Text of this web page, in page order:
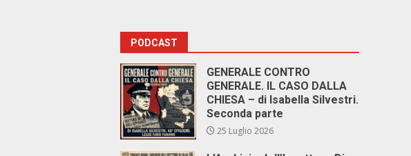
PODCAST
GENERALE CONTRO
GENERALE. IL CASO DALLA
CHIESA – di Isabella Silvestri.
Seconda parte
25 Luglio 2026